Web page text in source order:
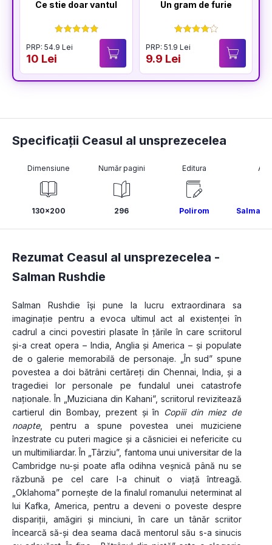
Ce stie doar vantul
PRP: 54.9 Lei
10 Lei
Un gram de furie
PRP: 51.9 Lei
9.9 Lei
Specificații Ceasul al unsprezecelea
Dimensiune
130x200
Număr pagini
296
Editura
Polirom Salman
Rezumat Ceasul al unsprezecelea -
Salman Rushdie
Salman Rushdie își pune la lucru extraordinara sa
imaginație pentru a evoca ultimul act al existenței în
cadrul a cinci povestiri plasate în țările în care scriitorul
și-a creat opera – India, Anglia și America – și populate
de o galerie memorabilă de personaje. „În sud” spune
povestea a doi bătrâni certăreți din Chennai, India, și a
tragediei lor personale pe fundalul unei catastrofe
naționale. În „Muziciana din Kahani”, scriitorul revizitează
cartierul din Bombay, prezent și în Copiii din miez de
noapte, pentru a spune povestea unei muziciene
înzestrate cu puteri magice și a căsniciei ei nefericite cu
un multimiliardar. În „Târziu”, fantoma unui universitar de la
Cambridge nu-și poate afla odihna veșnică până nu se
răzbună pe cel care l-a chinuit o viață întreagă.
„Oklahoma” pornește de la finalul romanului neterminat al
lui Kafka, America, pentru a deveni o poveste despre
dispariții, amăgiri și minciuni, în care un tânăr scriitor
încearcă să-și dea seama dacă mentorul său s-a sinucis